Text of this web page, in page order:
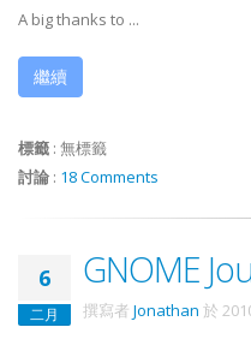
A big thanks to ...
繼續
標籤 : 無標籤
討論 : 18 Comments
6
二月
GNOME
撰寫者 Jonathan 於